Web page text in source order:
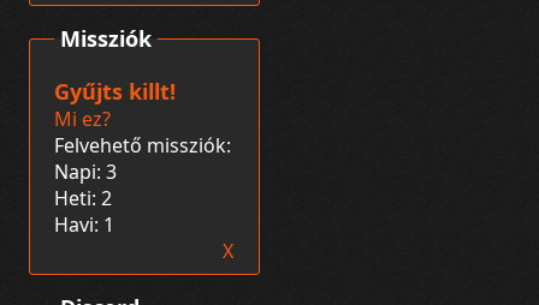
Missziók
Gyűjts killt!
Mi ez?
Felvehető missziók:
Napi: 3
Heti: 2
Havi: 1
X